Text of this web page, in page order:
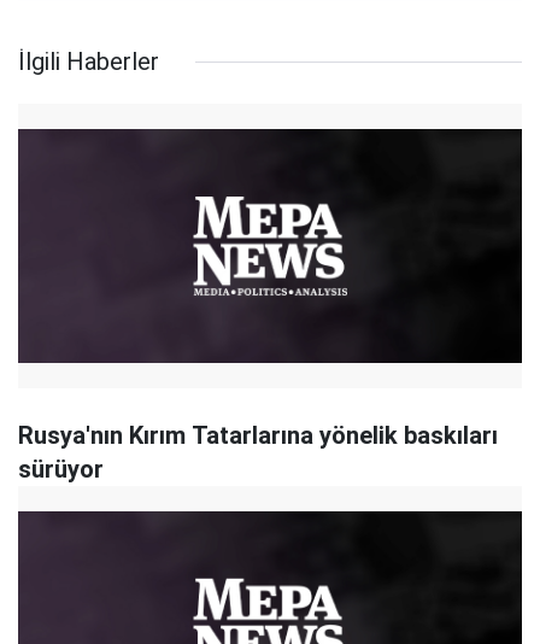
İlgili Haberler
Rusya'nın Kırım Tatarlarına yönelik baskıları
sürüyor